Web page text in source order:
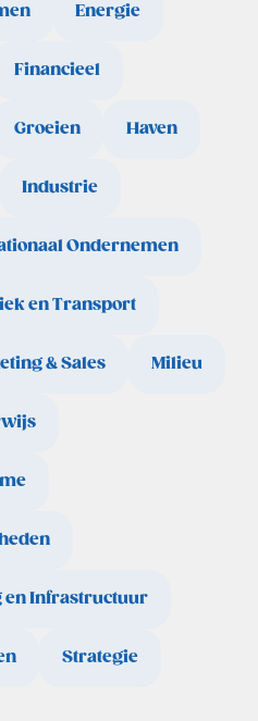
Energie
Financieel
Groeien Haven
Industrie
Ondernemen
en Transport
& Sales Milieu
en Infrastructuur
Strategie